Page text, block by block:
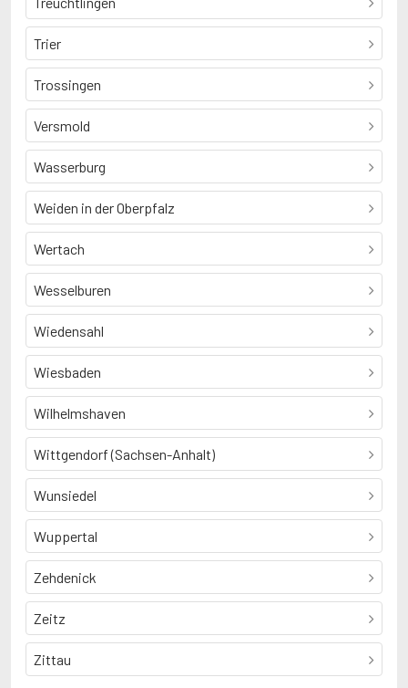
Trier
Trossingen
Versmold
Wasserburg
Weiden in der Oberpfalz
Wertach
Wesselburen
Wiedensahl
Wiesbaden
Wilhelmshaven
Wittgendorf (Sachsen-Anhalt)
Wunsiedel
Wuppertal
Zehdenick
Zeitz
Zittau